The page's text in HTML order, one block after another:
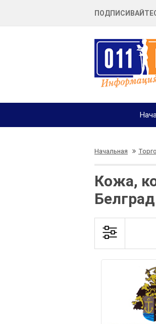
Начальная
Кожа,
Белград